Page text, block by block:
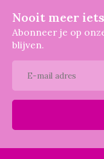
Nooit meer
Abonneer je op
blijven.